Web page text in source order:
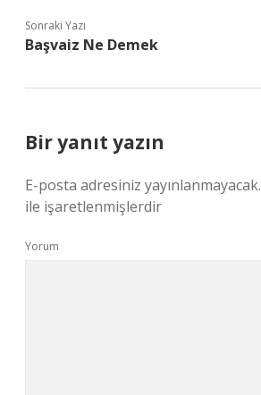
Sonraki Yazı
Başvaiz Ne Demek
Bir yanıt yazın
E-posta adresiniz yayınlanmayacak.
ile işaretlenmişlerdir
Yorum